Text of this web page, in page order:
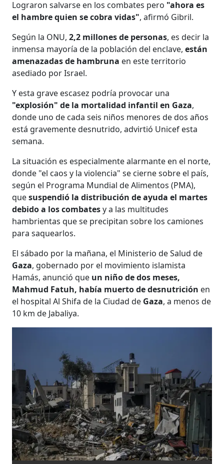
Lograron salvarse en los combates pero "ahora es
el hambre quien se cobra vidas", afirmó Gibril.
Según la ONU,2,2 millones de personas, es decir la
inmensa mayoría de la población del enclave,están
amenazadas de hambruna en este territorio
asediado por Israel.
Y esta grave escasez podría provocar una
"explosión" de la mortalidad infantil en Gaza,
donde uno de cada seis niños menores de dos años
está gravemente desnutrido, advirtió Unicef esta
semana.
La situación es especialmente alarmante en el norte,
donde "el caos y la violencia" se cierne sobre el país,
según el Programa Mundial de Alimentos (PMA),
quesuspendió la distribución de ayuda el martes
debido a los combatesy a las multitudes
hambrientas que se precipitan sobre los camiones
para saquearlos.
El sábado por la mañana, el Ministerio de Salud de
Gaza, gobernado por el movimiento islamista
Hamás, anunció que un niño de dos meses,
Mahmud Fatuh, había muerto de desnutrición en
el hospital Al Shifa de la Ciudad de Gaza, a menos de
10 km de Jabaliya.